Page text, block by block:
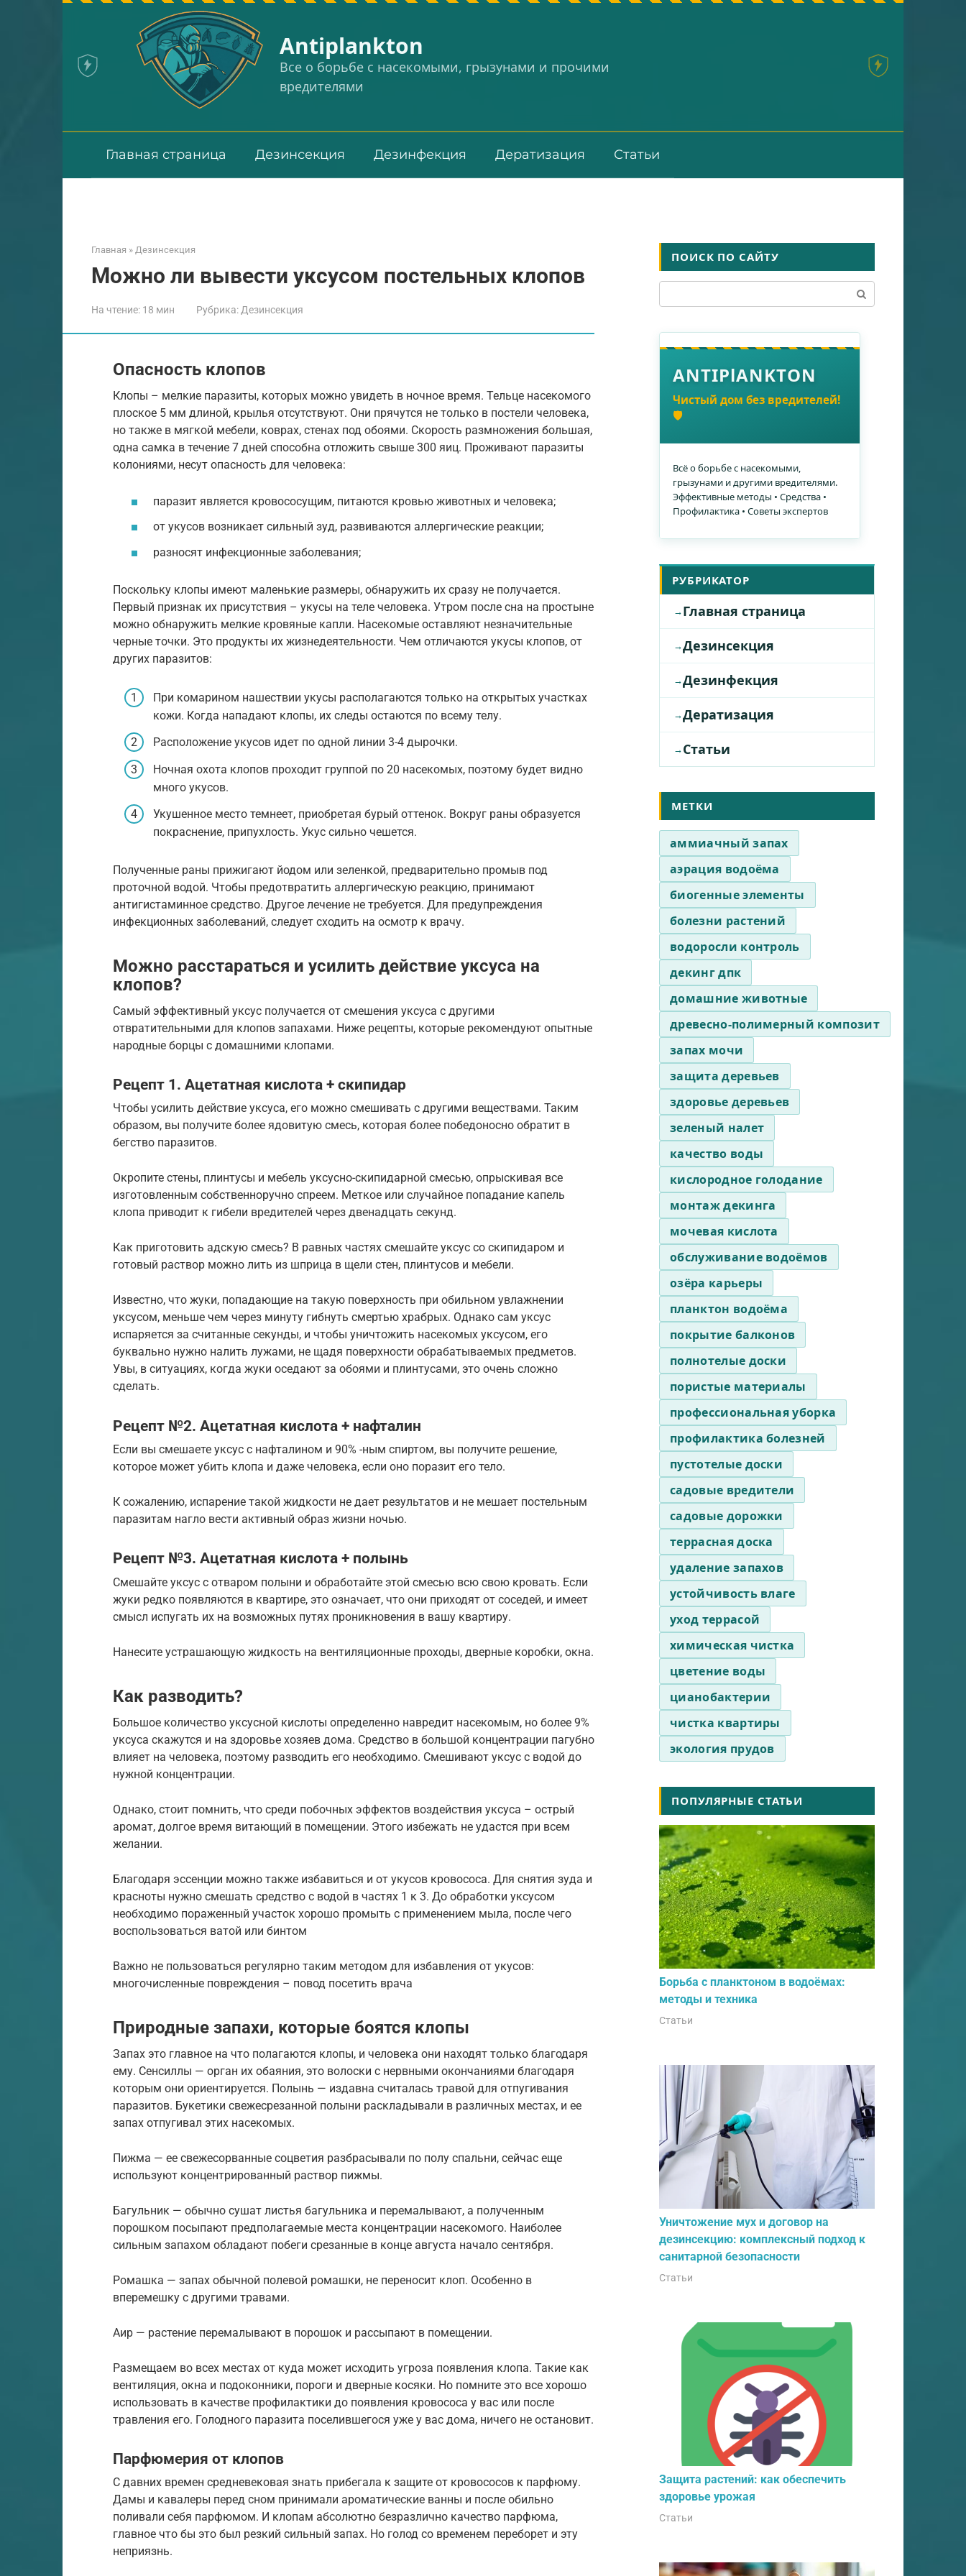
Аntiplankton
Все о борьбе с насекомыми, грызунами и прочими
вредителями
Главная страница Дезинсекция Дезинфекция Дератизация Статьи
Главная » Дезинсекция
Можно ли вывести уксусом постельных клопов
На чтение: 18 мин Рубрика: Дезинсекция
Опасность клопов
Клопы – мелкие паразиты, которых можно увидеть в ночное время. Тельце насекомого
плоское 5 мм длиной, крылья отсутствуют. Они прячутся не только в постели человека,
но также в мягкой мебели, коврах, стенах под обоями. Скорость размножения большая,
одна самка в течение 7 дней способна отложить свыше 300 яиц. Проживают паразиты
колониями, несут опасность для человека:
паразит является кровососущим, питаются кровью животных и человека;
от укусов возникает сильный зуд, развиваются аллергические реакции;
разносят инфекционные заболевания;
Поскольку клопы имеют маленькие размеры, обнаружить их сразу не получается.
Первый признак их присутствия – укусы на теле человека. Утром после сна на простыне
можно обнаружить мелкие кровяные капли. Насекомые оставляют незначительные
черные точки. Это продукты их жизнедеятельности. Чем отличаются укусы клопов, от
других паразитов:
При комарином нашествии укусы располагаются только на открытых участках
кожи. Когда нападают клопы, их следы остаются по всему телу.
Расположение укусов идет по одной линии 3-4 дырочки.
Ночная охота клопов проходит группой по 20 насекомых, поэтому будет видно
много укусов.
Укушенное место темнеет, приобретая бурый оттенок. Вокруг раны образуется
покраснение, припухлость. Укус сильно чешется.
Полученные раны прижигают йодом или зеленкой, предварительно промыв под
проточной водой. Чтобы предотвратить аллергическую реакцию, принимают
антигистаминное средство. Другое лечение не требуется. Для предупреждения
инфекционных заболеваний, следует сходить на осмотр к врачу.
Можно расстараться и усилить действие уксуса на
клопов?
Самый эффективный уксус получается от смешения уксуса с другими
отвратительными для клопов запахами. Ниже рецепты, которые рекомендуют опытные
народные борцы с домашними клопами.
Рецепт 1. Ацетатная кислота + скипидар
Чтобы усилить действие уксуса, его можно смешивать с другими веществами. Таким
образом, вы получите более ядовитую смесь, которая более победоносно обратит в
бегство паразитов.
Окропите стены, плинтусы и мебель уксусно-скипидарной смесью, опрыскивая все
изготовленным собственноручно спреем. Меткое или случайное попадание капель
клопа приводит к гибели вредителей через двенадцать секунд.
Как приготовить адскую смесь? В равных частях смешайте уксус со скипидаром и
готовый раствор можно лить из шприца в щели стен, плинтусов и мебели.
Известно, что жуки, попадающие на такую ​​поверхность при обильном увлажнении
уксусом, меньше чем через минуту гибнуть смертью храбрых. Однако сам уксус
испаряется за считанные секунды, и чтобы уничтожить насекомых уксусом, его
буквально нужно налить лужами, не щадя поверхности обрабатываемых предметов.
Увы, в ситуациях, когда жуки оседают за обоями и плинтусами, это очень сложно
сделать.
Рецепт №2. Ацетатная кислота + нафталин
Если вы смешаете уксус с нафталином и 90% -ным спиртом, вы получите решение,
которое может убить клопа и даже человека, если оно поразит его тело.
К сожалению, испарение такой жидкости не дает результатов и не мешает постельным
паразитам нагло вести активный образ жизни ночью.
Рецепт №3. Ацетатная кислота + полынь
Смешайте уксус с отваром полыни и обработайте этой смесью всю свою кровать. Если
жуки редко появляются в квартире, это означает, что они приходят от соседей, и имеет
смысл испугать их на возможных путях проникновения в вашу квартиру.
Нанесите устрашающую жидкость на вентиляционные проходы, дверные коробки, окна.
Как разводить?
Большое количество уксусной кислоты определенно навредит насекомым, но более 9%
уксуса скажутся и на здоровье хозяев дома. Средство в большой концентрации пагубно
влияет на человека, поэтому разводить его необходимо. Смешивают уксус с водой до
нужной концентрации.
Однако, стоит помнить, что среди побочных эффектов воздействия уксуса – острый
аромат, долгое время витающий в помещении. Этого избежать не удастся при всем
желании.
Благодаря эссенции можно также избавиться и от укусов кровососа. Для снятия зуда и
красноты нужно смешать средство с водой в частях 1 к 3. До обработки уксусом
необходимо пораженный участок хорошо промыть с применением мыла, после чего
воспользоваться ватой или бинтом
Важно не пользоваться регулярно таким методом для избавления от укусов:
многочисленные повреждения – повод посетить врача
Природные запахи, которые боятся клопы
Запах это главное на что полагаются клопы, и человека они находят только благодаря
ему. Сенсиллы — орган их обаяния, это волоски с нервными окончаниями благодаря
которым они ориентируется. Полынь — издавна считалась травой для отпугивания
паразитов. Букетики свежесрезанной полыни раскладывали в различных местах, и ее
запах отпугивал этих насекомых.
Пижма — ее свежесорванные соцветия разбрасывали по полу спальни, сейчас еще
используют концентрированный раствор пижмы.
Багульник — обычно сушат листья багульника и перемалывают, а полученным
порошком посыпают предполагаемые места концентрации насекомого. Наиболее
сильным запахом обладают побеги срезанные в конце августа начало сентября.
Ромашка — запах обычной полевой ромашки, не переносит клоп. Особенно в
вперемешку с другими травами.
Аир — растение перемалывают в порошок и рассыпают в помещении.
Размещаем во всех местах от куда может исходить угроза появления клопа. Такие как
вентиляция, окна и подоконники, пороги и дверные косяки. Но помните это все хорошо
использовать в качестве профилактики до появления кровососа у вас или после
травления его. Голодного паразита поселившегося уже у вас дома, ничего не остановит.
Парфюмерия от клопов
С давних времен средневековая знать прибегала к защите от кровососов к парфюму.
Дамы и кавалеры перед сном принимали ароматические ванны и после обильно
поливали себя парфюмом. И клопам абсолютно безразлично качество парфюма,
главное что бы это был резкий сильный запах. Но голод со временем переборет и эту
неприязнь.
ПОИСК ПО САЙТУ
ANTIPlANKTON
Чистый дом без вредителей!
🛡️
Всё о борьбе с насекомыми,
грызунами и другими вредителями.
Эффективные методы • Средства •
Профилактика • Советы экспертов
РУБРИКАТОР
Главная страница
Дезинсекция
Дезинфекция
Дератизация
Статьи
МЕТКИ
аммиачный запах
аэрация водоёма
биогенные элементы
болезни растений
водоросли контроль
декинг дпк
домашние животные
древесно-полимерный композит
запах мочи
защита деревьев
здоровье деревьев
зеленый налет
качество воды
кислородное голодание
монтаж декинга
мочевая кислота
обслуживание водоёмов
озёра карьеры
планктон водоёма
покрытие балконов
полнотелые доски
пористые материалы
профессиональная уборка
профилактика болезней
пустотелые доски
садовые вредители
садовые дорожки
террасная доска
удаление запахов
устойчивость влаге
уход террасой
химическая чистка
цветение воды
цианобактерии
чистка квартиры
экология прудов
ПОПУЛЯРНЫЕ СТАТЬИ
Борьба с планктоном в водоёмах:
методы и техника
Статьи
Уничтожение мух и договор на
дезинсекцию: комплексный подход к
санитарной безопасности
Статьи
Защита растений: как обеспечить
здоровье урожая
Статьи